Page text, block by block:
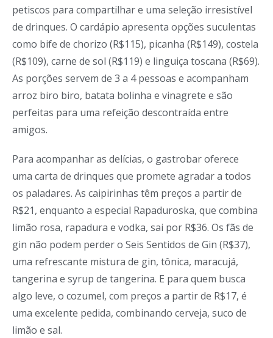
petiscos para compartilhar e uma seleção irresistível
de drinques. O cardápio apresenta opções suculentas
como bife de chorizo (R$115), picanha (R$149), costela
(R$109), carne de sol (R$119) e linguiça toscana (R$69).
As porções servem de 3 a 4 pessoas e acompanham
arroz biro biro, batata bolinha e vinagrete e são
perfeitas para uma refeição descontraída entre
amigos.
Para acompanhar as delícias, o gastrobar oferece
uma carta de drinques que promete agradar a todos
os paladares. As caipirinhas têm preços a partir de
R$21, enquanto a especial Rapaduroska, que combina
limão rosa, rapadura e vodka, sai por R$36. Os fãs de
gin não podem perder o Seis Sentidos de Gin (R$37),
uma refrescante mistura de gin, tônica, maracujá,
tangerina e syrup de tangerina. E para quem busca
algo leve, o cozumel, com preços a partir de R$17, é
uma excelente pedida, combinando cerveja, suco de
limão e sal.